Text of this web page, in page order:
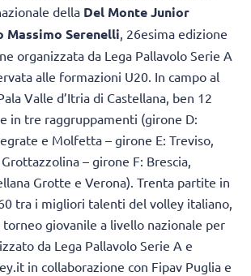
della Del Monte Junior
Massimo Serenelli, 26esima edizione
organizzata da Lega Pallavolo Serie A
alle formazioni U20. In campo al
Valle d’Itria di Castellana, ben 12
in tre raggruppamenti (girone D:
e Molfetta – girone E: Treviso,
– girone F: Brescia,
Grotte e Verona). Trenta partite in
tra i migliori talenti del volley italiano,
giovanile a livello nazionale per
da Lega Pallavolo Serie A e
in collaborazione con Fipav Puglia e